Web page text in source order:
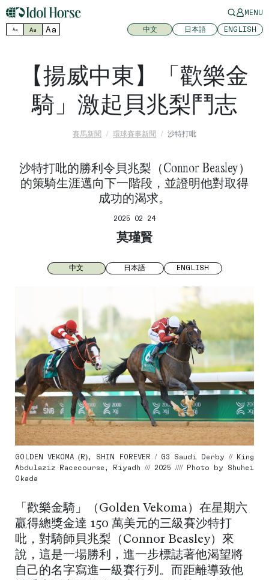
MENU
Aa Aa Aa 中文 日本語 ENGLISH
【揚威中東】「歡樂金
騎」激起貝兆梨鬥志
賽馬新聞 環球賽事新聞 沙特打吡
沙特打吡的勝利令貝兆梨（Connor Beasley）
的策騎生涯邁向下一階段，並證明他對取得
成功的渴求。
2025 02 24
莫瑾賢
中文 日本語 ENGLISH
GOLDEN VEKOMA (R), SHIN FOREVER / G3 Saudi Derby // King
Abdulaziz Racecourse, Riyadh /// 2025 //// Photo by Shuhei
Okada
「歡樂金騎」（Golden Vekoma）在星期六
贏得總獎金達 150 萬美元的三級賽沙特打
吡，對騎師貝兆梨（Connor Beasley）來
說，這是一場勝利，進一步標誌著他渴望將
自己的名字寫進一級賽行列。而距離導致他